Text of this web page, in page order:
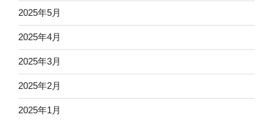
2025年5月
2025年4月
2025年3月
2025年2月
2025年1月